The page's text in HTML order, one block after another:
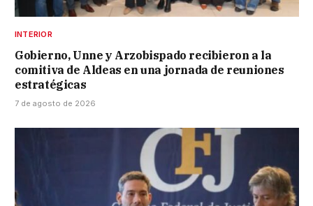
INTERIOR
Gobierno, Unne y Arzobispado recibieron a la
comitiva de Aldeas en una jornada de reuniones
estratégicas
7 de agosto de 2026